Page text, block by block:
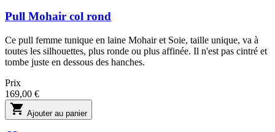
Pull Mohair col rond
Ce pull femme tunique en laine Mohair et Soie, taille unique, va à
toutes les silhouettes, plus ronde ou plus affinée. Il n'est pas cintré et
tombe juste en dessous des hanches.
Prix
169,00 €
 Ajouter au panier